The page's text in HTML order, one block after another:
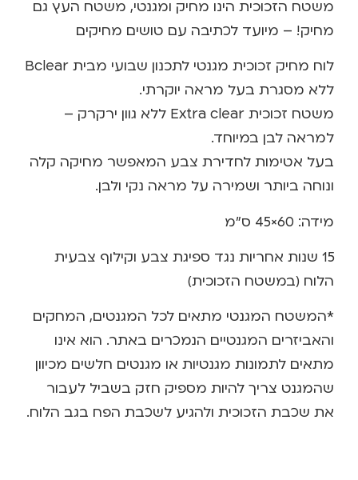
משטח הזכוכית הינו מחיק ומגנטי, משטח העץ גם
מחיק! – מיועד לכתיבה עם טושים מחיקים
לוח מחיק זכוכית מגנטי לתכנון שבועי מבית Bclear
ללא מסגרת בעל מראה יוקרתי.
משטח זכוכית Extra clear ללא גוון ירקרק –
למראה לבן במיוחד.
בעל אטימות לחדירת צבע המאפשר מחיקה קלה
ונוחה ביותר ושמירה על מראה נקי ולבן.
מידה: 60×45 ס”מ
15 שנות אחריות נגד ספיגת צבע וקילוף צבעית
הלוח (במשטח הזכוכית)
*המשטח המגנטי מתאים לכל המגנטים, המחקים
והאביזרים המגנטיים הנמכרים באתר. הוא אינו
מתאים לתמונות מגנטיות או מגנטים חלשים מכיוון
שהמגנט צריך להיות מספיק חזק בשביל לעבור
את שכבת הזכוכית ולהגיע לשכבת הפח בגב הלוח.